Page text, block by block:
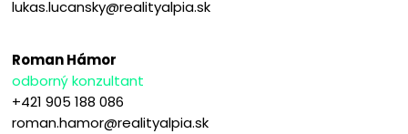
lukas.lucansky@realityalpia.sk
Roman Hámor
odborný konzultant
+421 905 188 086
roman.hamor@realityalpia.sk